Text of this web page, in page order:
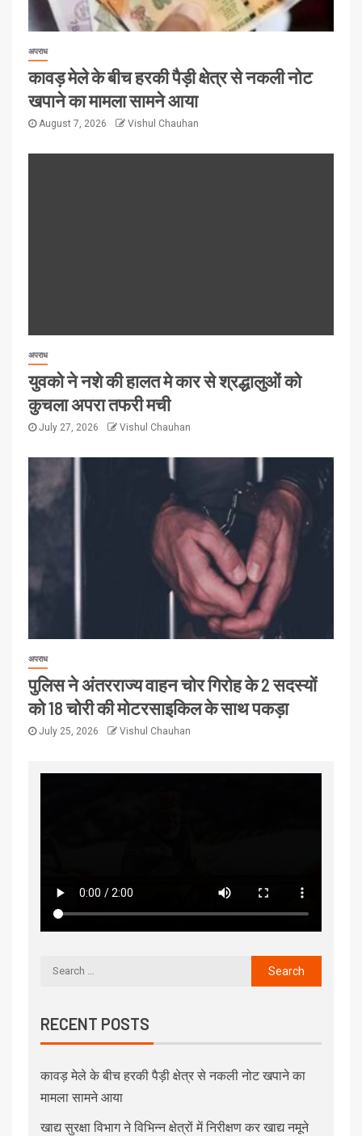
अपराध
कावड़ मेले के बीच हरकी पैड़ी क्षेत्र से नकली नोट
खपाने का मामला सामने आया
August 7, 2026 Vishul Chauhan
अपराध
युवको ने नशे की हालत मे कार से श्रद्धालुओं को
कुचला अपरा तफरी मची
July 27, 2026 Vishul Chauhan
अपराध
पुलिस ने अंतरराज्य वाहन चोर गिरोह के 2 सदस्यों
को 18 चोरी की मोटरसाइकिल के साथ पकड़ा
July 25, 2026 Vishul Chauhan
RECENT POSTS
कावड़ मेले के बीच हरकी पैड़ी क्षेत्र से नकली नोट खपाने का
मामला सामने आया
खाद्य सुरक्षा विभाग ने विभिन्न क्षेत्रों में निरीक्षण कर खाद्य नमूने